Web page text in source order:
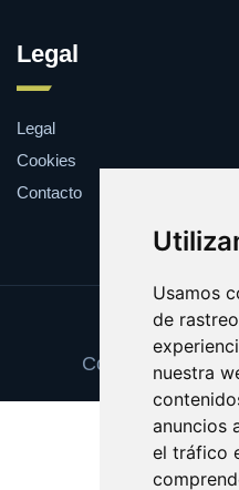
Usamos
de
nuestra
anuncios
el tráfico
Legal
Legal
Cookies
Contacto
Update
Copyright © 2025